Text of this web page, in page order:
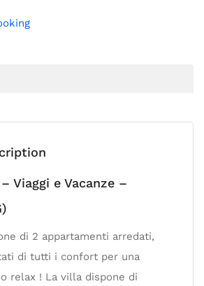
Viaggi e Vacanze –
di 2 appartamenti arredati,
di tutti i confort per una
relax ! La villa dispone di